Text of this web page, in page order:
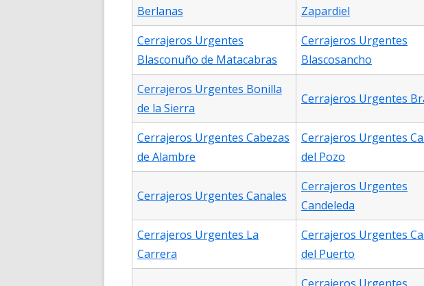
Berlanas
Zapardiel
Cerrajeros Urgentes
Blasconuño de Matacabras
Cerrajeros Urgentes
Blascosancho
Cerrajeros Urgentes Bonilla
de la Sierra
Cerrajeros Urgentes
Cerrajeros Urgentes Cabezas
de Alambre
Cerrajeros Urgentes
del Pozo
Cerrajeros Urgentes Canales
Cerrajeros Urgentes
Candeleda
Cerrajeros Urgentes La
Carrera
Cerrajeros Urgentes
del Puerto